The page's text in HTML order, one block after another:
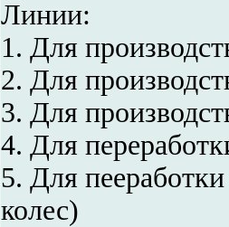
Линии:
1. Для
2. Для
3. Для
4. Для
5. Для
колес)